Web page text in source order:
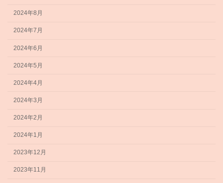
2024年8月
2024年7月
2024年6月
2024年5月
2024年4月
2024年3月
2024年2月
2024年1月
2023年12月
2023年11月